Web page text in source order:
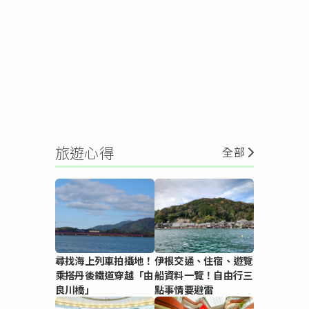
旅遊心得 全部
尋找海上列車拍攝地！
乘搭丹後鐵道穿越「由
良川橋」
伊根交通、住宿、遊覽
船資料一覽！自由行三
點事情要避雷